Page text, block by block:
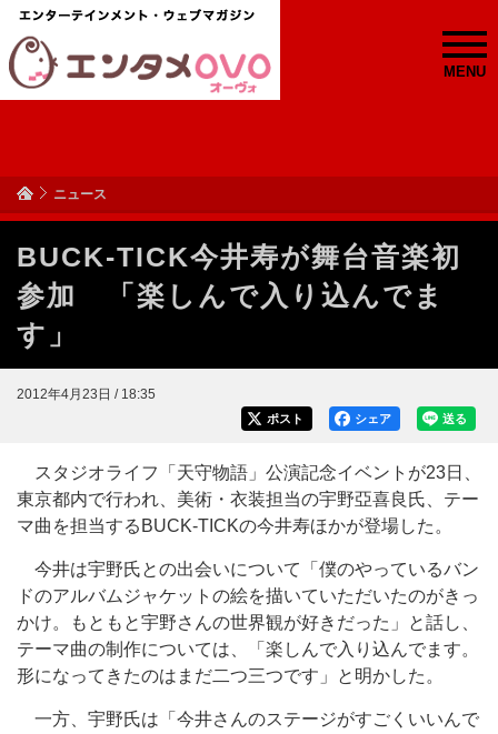
MENU
ニュース
BUCK-TICK今井寿が舞台音楽初
参加 「楽しんで入り込んでま
す」
2012年4月23日 / 18:35
送る
シェア
ポスト
スタジオライフ「天守物語」公演記念イベントが23日、
東京都内で行われ、美術・衣装担当の宇野亞喜良氏、テー
マ曲を担当するBUCK-TICKの今井寿ほかが登場した。
今井は宇野氏との出会いについて「僕のやっているバン
ドのアルバムジャケットの絵を描いていただいたのがきっ
かけ。もともと宇野さんの世界観が好きだった」と話し、
テーマ曲の制作については、「楽しんで入り込んでます。
形になってきたのはまだ二つ三つです」と明かした。
一方、宇野氏は「今井さんのステージがすごくいいんで